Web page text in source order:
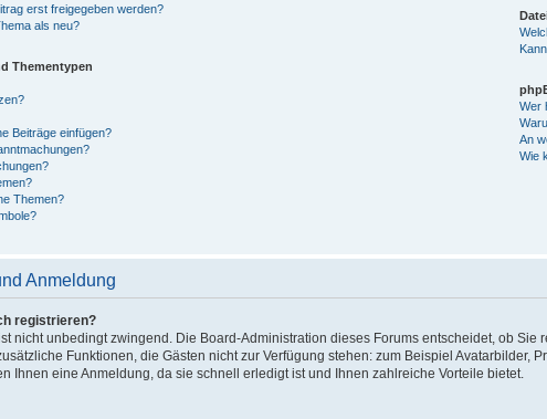
erst freigegeben werden?
als neu?
Thementypen
Beiträge einfügen?
Themen?
Wer
An
Wie
Anmeldung
registrieren?
nicht unbedingt zwingend. Die Board-Administration dieses Forums entscheidet, ob
Funktionen, die Gästen nicht zur Verfügung stehen: zum Beispiel
Ihnen eine Anmeldung, da sie schnell erledigt ist und Ihnen zahlreiche Vorteile bietet.